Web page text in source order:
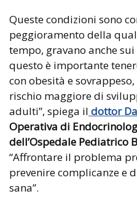
Queste condizioni sono
peggioramento della
tempo, gravano anche
questo è importante
con obesità e
rischio maggiore di
adulti”, spiega il dottor
Operativa di
dell’Ospedale Pediatrico
“Affrontare il problema
prevenire complicanze e
sana”.